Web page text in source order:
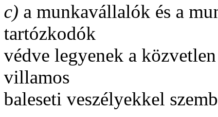
c) a munkavállalók és a
tartózkodók
védve legyenek a
villamos
baleseti veszélyekkel